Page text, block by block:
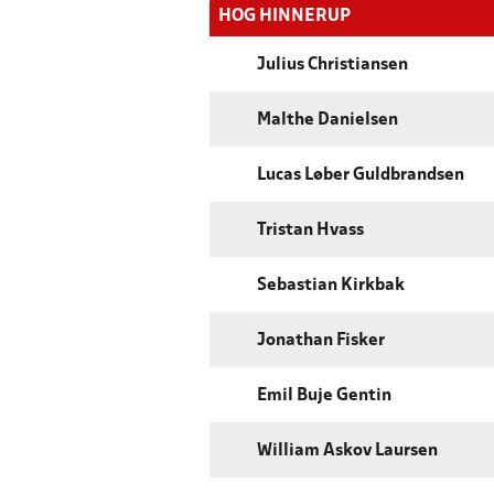
HOG HINNERUP
Julius Christiansen
Malthe Danielsen
Lucas Løber Guldbrandsen
Tristan Hvass
Sebastian Kirkbak
Jonathan Fisker
Emil Buje Gentin
William Askov Laursen